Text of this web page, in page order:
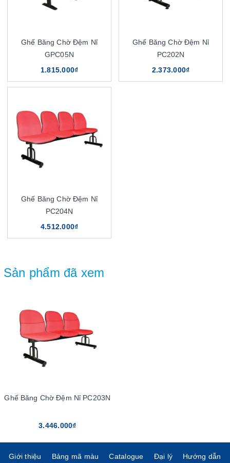
Ghế Băng Chờ Đệm Nỉ
GPC05N
1.815.000₫
Ghế Băng Chờ Đệm Nỉ
PC202N
2.373.000₫
Ghế Băng Chờ Đệm Nỉ
PC204N
4.512.000₫
Sản phẩm đã xem
Ghế Băng Chờ Đệm Nỉ PC203N
3.446.000₫
Giới thiệu Bảng mã màu Catalogue Đại lý
Hướng dẫn